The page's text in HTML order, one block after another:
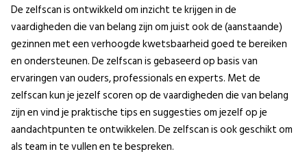
De zelfscan is ontwikkeld om inzicht te krijgen in de
vaardigheden die van belang zijn om juist ook de (aanstaande)
gezinnen met een verhoogde kwetsbaarheid goed te bereiken
en ondersteunen. De zelfscan is gebaseerd op basis van
ervaringen van ouders, professionals en experts. Met de
zelfscan kun je jezelf scoren op de vaardigheden die van belang
zijn en vind je praktische tips en suggesties om jezelf op je
aandachtpunten te ontwikkelen. De zelfscan is ook geschikt om
als team in te vullen en te bespreken.